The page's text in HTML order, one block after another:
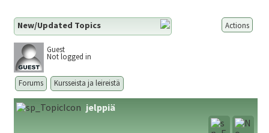
Kalenteri
Liitto
Metsästys
Actions
New/Updated Topics
Guest
Not logged in
Forums Kursseista ja leireistä
jelppiä